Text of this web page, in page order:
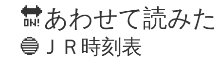
🔛あわせて読み
🔵ＪＲ時刻表